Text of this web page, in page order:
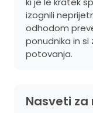
izognili
odhodom
ponudnika in
potovanja.
Nasveti